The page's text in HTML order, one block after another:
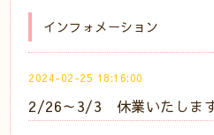
インフォメーション
2024-02-25 18:16:00
2/26～3/3 休業いたしま